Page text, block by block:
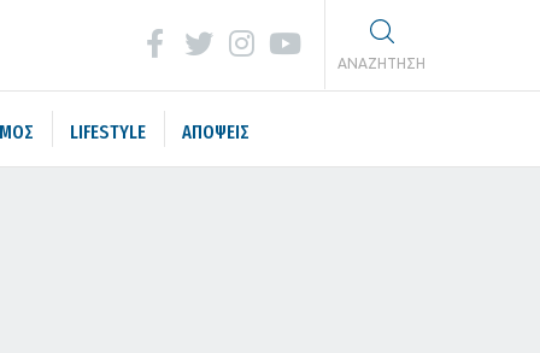
ΑΝΑΖΗΤΗΣΗ
LIFESTYLE ΑΠΟΨΕΙΣ